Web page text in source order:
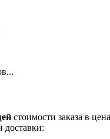
стоимости заказа в
доставки: